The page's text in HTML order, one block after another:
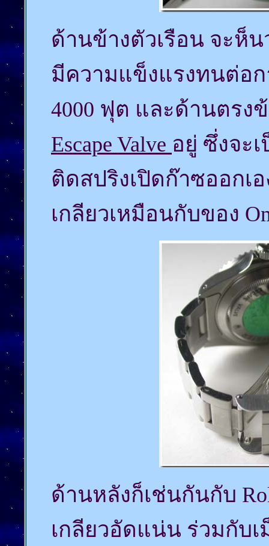
ด้านข้างตัวเรือน จะห็
มีความแข็งแรงทนต่อ
4000 ฟุต และด้านตรง
Escape Valve อยู่ ซึ่งจะเ
ติดสปริงเปิดก๊าซออกเ
เกลียวเหมือนกับของ
ด้านหลังก็เช่นกันกับ
เกลียวอัดแน่น ร่วมกับ